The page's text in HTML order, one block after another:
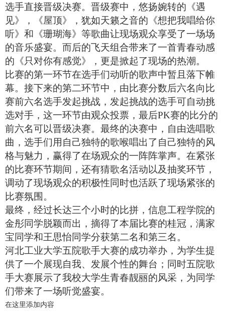
选手直接晋级决赛。晋级赛中，悠扬婉转的《遇
见》，《屋顶》，犹如天籁之音的《想把我唱给你
听》和《珊瑚海》等歌曲让现场观众享受了一场场
的音乐盛宴。而后的飞天组合带来了一首青春动感
的《只对你有感觉》，更是掀起了现场的热潮。
比赛的第一环节在选手们动听的歌声中暂且落下帷
幕。接下来的第二环节中，由比赛分数后六名向比
赛前六名选手发起挑战，发起挑战的选手可自动挑
选对手，这一环节由观众投票，最后PK赛的比分的
前六名可以晋级决赛。最终的决赛中，自由选唱歌
曲，选手们用自己独特的歌喉唱出了自己独特的风
格与魅力，赢得了在场观众的一阵阵掌声。在紧张
的比赛环节期间，还有猜歌名活动以及抽奖环节，
调动了现场观众的积极性同时也活跃了现场紧张的
比赛氛围。
最终，经过长达三个小时的比拼，信息工程学院的
金彤同学脱颖而出，摘得了本届比赛的桂冠，满家
宝同学和王思怡同学分获第二名和第三名。
河北工业大学五院歌手大赛的成功举办，为学生提
供了一个展现自我、发展个性的舞台；同时五院歌
手大赛展示了我校大学生青春靓丽的风采，为同学
们带来了一场听觉盛宴。
在这里添加内容